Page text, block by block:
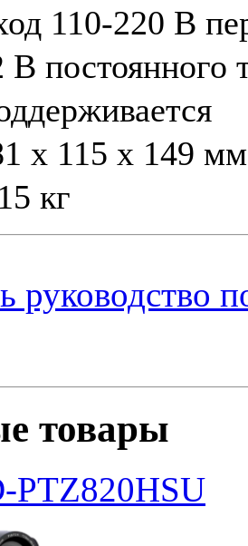
110-220 В
В постоянного
x 115 x 149 мм
кг
руководство
товары
PTZ820HSU